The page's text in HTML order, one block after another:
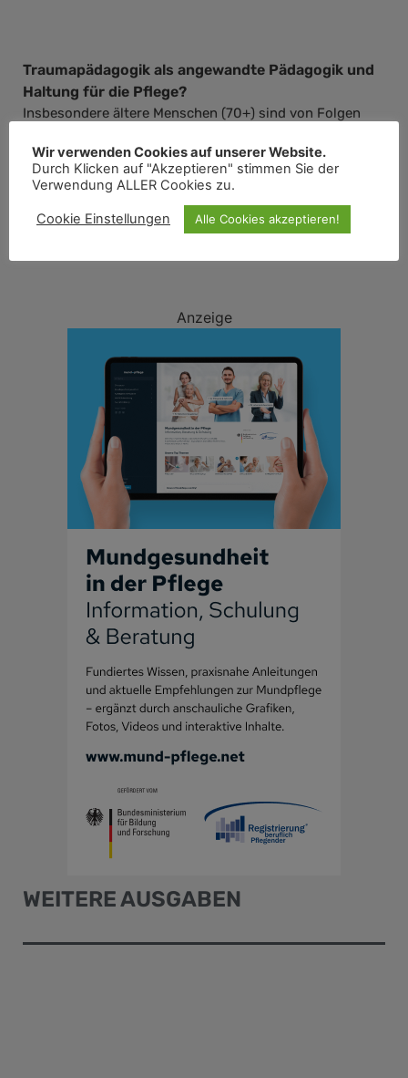
Traumapädagogik als angewandte Pädagogik und
Haltung für die Pflege?
Insbesondere ältere Menschen (70+) sind von Folgen
der Menschen dieser Generation haben entweder im
Krieg oder in der Nachkriegszeit traumati...
Anzeige
WEITERE AUSGABEN
Wir verwenden Cookies auf unserer Website.
Durch Klicken auf "Akzeptieren" stimmen Sie der
Verwendung ALLER Cookies zu.
Cookie Einstellungen Alle Cookies akzeptieren!